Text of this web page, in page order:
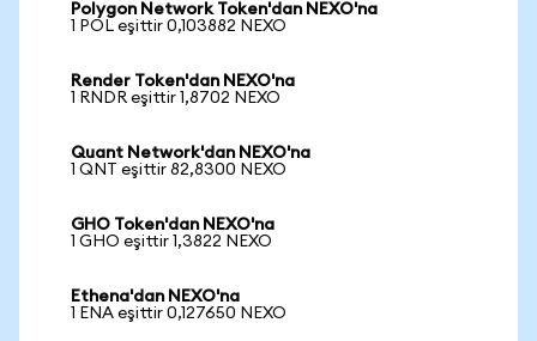
Polygon Network Token'dan NEXO'na
1 POL eşittir 0,103882 NEXO
Render Token'dan NEXO'na
1 RNDR eşittir 1,8702 NEXO
Quant Network'dan NEXO'na
1 QNT eşittir 82,8300 NEXO
GHO Token'dan NEXO'na
1 GHO eşittir 1,3822 NEXO
Ethena'dan NEXO'na
1 ENA eşittir 0,127650 NEXO